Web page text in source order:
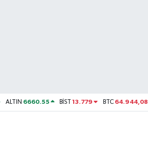
ALTIN 6660.55 BİST13.779 BTC 64.944,08